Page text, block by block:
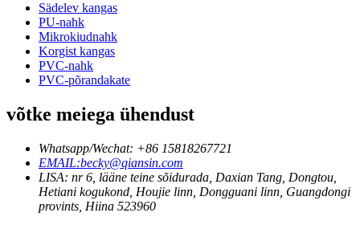
Sädelev kangas
PU-nahk
Mikrokiudnahk
Korgist kangas
PVC-nahk
PVC-põrandakate
võtke meiega ühendust
Whatsapp/Wechat: +86 15818267721
EMAIL:becky@qiansin.com
LISA: nr 6, lääne teine ​​sõidurada, Daxian Tang, Dongtou,
Hetiani kogukond, Houjie linn, Dongguani linn, Guangdongi
provints, Hiina 523960